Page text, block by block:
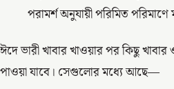
পরামর্শ অনুযায়ী পরিমিত পরিমাণে
ঈদে ভারী খাবার খাওয়ার পর কিছু
পাওয়া যাবে। সেগুলোর মধ্যে আছে—